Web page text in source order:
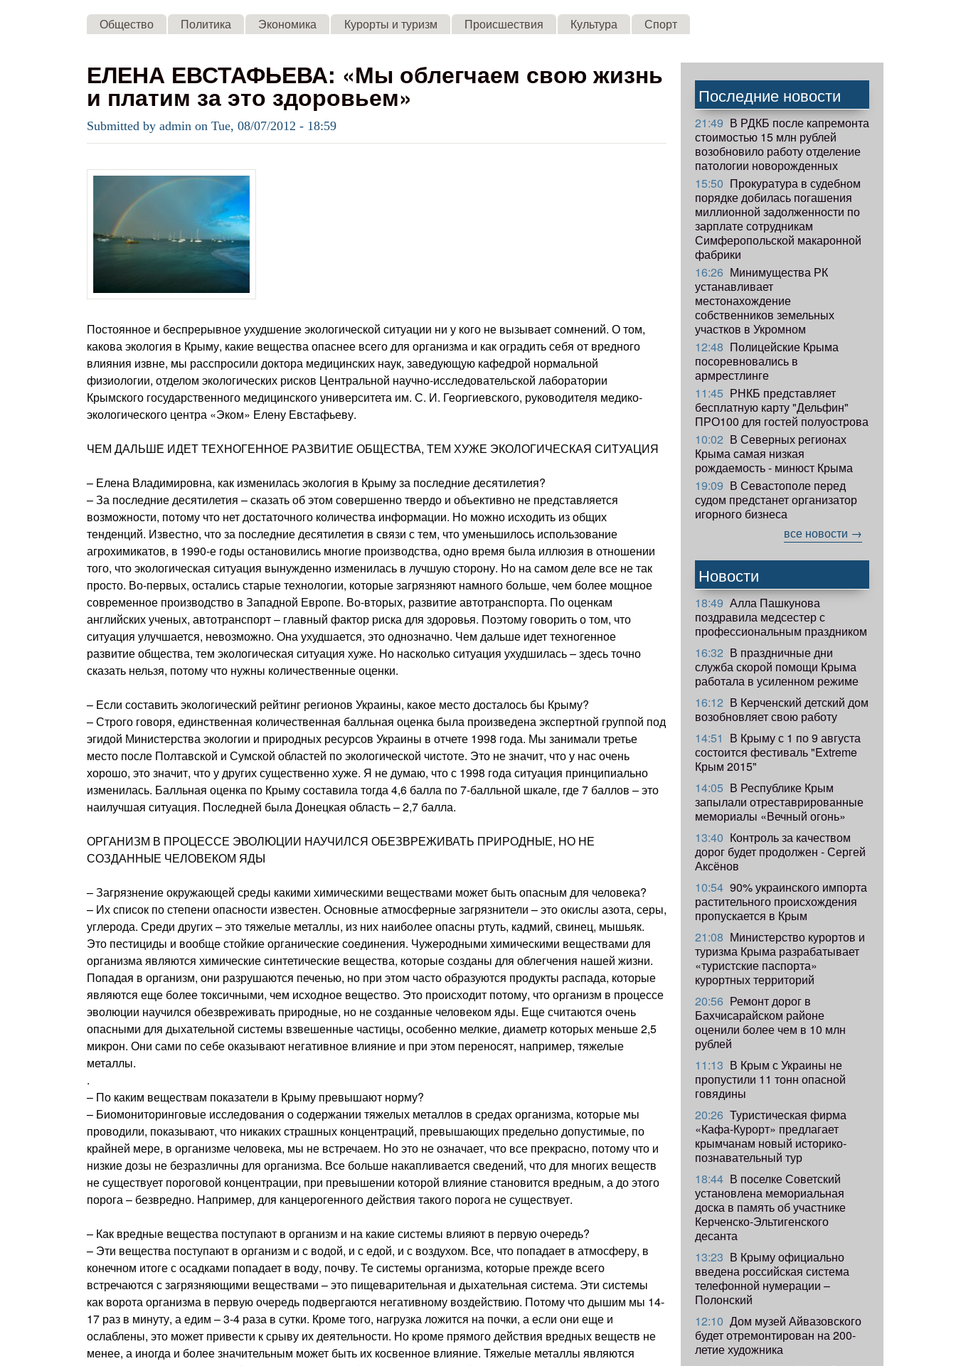
Skip to main content
Общество Политика Экономика Курорты и туризм Происшествия Культура Спорт
ЕЛЕНА ЕВСТАФЬЕВА: «Мы облегчаем свою жизнь
и платим за это здоровьем»
Submitted by admin on Tue, 08/07/2012 - 18:59
Постоянное и беспрерывное ухудшение экологической ситуации ни у кого не вызывает сомнений. О том,
какова экология в Крыму, какие вещества опаснее всего для организма и как оградить себя от вредного
влияния извне, мы расспросили доктора медицинских наук, заведующую кафедрой нормальной
физиологии, отделом экологических рисков Центральной научно-исследовательской лаборатории
Крымского государственного медицинского университета им. С. И. Георгиевского, руководителя медико-
экологического центра «Эком» Елену Евстафьеву.
ЧЕМ ДАЛЬШЕ ИДЕТ ТЕХНОГЕННОЕ РАЗВИТИЕ ОБЩЕСТВА, ТЕМ ХУЖЕ ЭКОЛОГИЧЕСКАЯ СИТУАЦИЯ
– Елена Владимировна, как изменилась экология в Крыму за последние десятилетия?
– За последние десятилетия – сказать об этом совершенно твердо и объективно не представляется
возможности, потому что нет достаточного количества информации. Но можно исходить из общих
тенденций. Известно, что за последние десятилетия в связи с тем, что уменьшилось использование
агрохимикатов, в 1990-е годы остановились многие производства, одно время была иллюзия в отношении
того, что экологическая ситуация вынужденно изменилась в лучшую сторону. Но на самом деле все не так
просто. Во-первых, остались старые технологии, которые загрязняют намного больше, чем более мощное
современное производство в Западной Европе. Во-вторых, развитие автотранспорта. По оценкам
английских ученых, автотранспорт – главный фактор риска для здоровья. Поэтому говорить о том, что
ситуация улучшается, невозможно. Она ухудшается, это однозначно. Чем дальше идет техногенное
развитие общества, тем экологическая ситуация хуже. Но насколько ситуация ухудшилась – здесь точно
сказать нельзя, потому что нужны количественные оценки.
– Если составить экологический рейтинг регионов Украины, какое место досталось бы Крыму?
– Строго говоря, единственная количественная балльная оценка была произведена экспертной группой под
эгидой Министерства экологии и природных ресурсов Украины в отчете 1998 года. Мы занимали третье
место после Полтавской и Сумской областей по экологической чистоте. Это не значит, что у нас очень
хорошо, это значит, что у других существенно хуже. Я не думаю, что с 1998 года ситуация принципиально
изменилась. Балльная оценка по Крыму составила тогда 4,6 балла по 7-балльной шкале, где 7 баллов – это
наилучшая ситуация. Последней была Донецкая область – 2,7 балла.
ОРГАНИЗМ В ПРОЦЕССЕ ЭВОЛЮЦИИ НАУЧИЛСЯ ОБЕЗВРЕЖИВАТЬ ПРИРОДНЫЕ, НО НЕ
СОЗДАННЫЕ ЧЕЛОВЕКОМ ЯДЫ
– Загрязнение окружающей среды какими химическими веществами может быть опасным для человека?
– Их список по степени опасности известен. Основные атмосферные загрязнители – это окислы азота, серы,
углерода. Среди других – это тяжелые металлы, из них наиболее опасны ртуть, кадмий, свинец, мышьяк.
Это пестициды и вообще стойкие органические соединения. Чужеродными химическими веществами для
организма являются химические синтетические вещества, которые созданы для облегчения нашей жизни.
Попадая в организм, они разрушаются печенью, но при этом часто образуются продукты распада, которые
являются еще более токсичными, чем исходное вещество. Это происходит потому, что организм в процессе
эволюции научился обезвреживать природные, но не созданные человеком яды. Еще считаются очень
опасными для дыхательной системы взвешенные частицы, особенно мелкие, диаметр которых меньше 2,5
микрон. Они сами по себе оказывают негативное влияние и при этом переносят, например, тяжелые
металлы.
.
– По каким веществам показатели в Крыму превышают норму?
– Биомониторинговые исследования о содержании тяжелых металлов в средах организма, которые мы
проводили, показывают, что никаких страшных концентраций, превышающих предельно допустимые, по
крайней мере, в организме человека, мы не встречаем. Но это не означает, что все прекрасно, потому что и
низкие дозы не безразличны для организма. Все больше накапливается сведений, что для многих веществ
не существует пороговой концентрации, при превышении которой влияние становится вредным, а до этого
порога – безвредно. Например, для канцерогенного действия такого порога не существует.
– Как вредные вещества поступают в организм и на какие системы влияют в первую очередь?
– Эти вещества поступают в организм и с водой, и с едой, и с воздухом. Все, что попадает в атмосферу, в
конечном итоге с осадками попадает в воду, почву. Те системы организма, которые прежде всего
встречаются с загрязняющими веществами – это пищеварительная и дыхательная система. Эти системы
как ворота организма в первую очередь подвергаются негативному воздействию. Потому что дышим мы 14-
17 раз в минуту, а едим – 3-4 раза в сутки. Кроме того, нагрузка ложится на почки, а если они еще и
ослаблены, это может привести к срыву их деятельности. Но кроме прямого действия вредных веществ не
менее, а иногда и более значительным может быть их косвенное влияние. Тяжелые металлы являются
Последние новости
21:49 В РДКБ после капремонта
стоимостью 15 млн рублей
возобновило работу отделение
патологии новорожденных
15:50 Прокуратура в судебном
порядке добилась погашения
миллионной задолженности по
зарплате сотрудникам
Симферопольской макаронной
фабрики
16:26 Минимущества РК
устанавливает
местонахождение
собственников земельных
участков в Укромном
12:48 Полицейские Крыма
посоревновались в
армрестлинге
11:45 РНКБ представляет
бесплатную карту "Дельфин"
ПРО100 для гостей полуострова
10:02 В Северных регионах
Крыма самая низкая
рождаемость - минюст Крыма
19:09 В Севастополе перед
судом предстанет организатор
игорного бизнеса
все новости →
Новости
18:49 Алла Пашкунова
поздравила медсестер с
профессиональным праздником
16:32 В праздничные дни
служба скорой помощи Крыма
работала в усиленном режиме
16:12 В Керченский детский дом
возобновляет свою работу
14:51 В Крыму с 1 по 9 августа
состоится фестиваль "Extreme
Крым 2015"
14:05 В Республике Крым
запылали отреставрированные
мемориалы «Вечный огонь»
13:40 Контроль за качеством
дорог будет продолжен - Сергей
Аксёнов
10:54 90% украинского импорта
растительного происхождения
пропускается в Крым
21:08 Министерство курортов и
туризма Крыма разрабатывает
«туристские паспорта»
курортных территорий
20:56 Ремонт дорог в
Бахчисарайском районе
оценили более чем в 10 млн
рублей
11:13 В Крым с Украины не
пропустили 11 тонн опасной
говядины
20:26 Туристическая фирма
«Кафа-Курорт» предлагает
крымчанам новый историко-
познавательный тур
18:44 В поселке Советский
установлена мемориальная
доска в память об участнике
Керченско-Эльтигенского
десанта
13:23 В Крыму официально
введена российская система
телефонной нумерации –
Полонский
12:10 Дом музей Айвазовского
будет отремонтирован на 200-
летие художника